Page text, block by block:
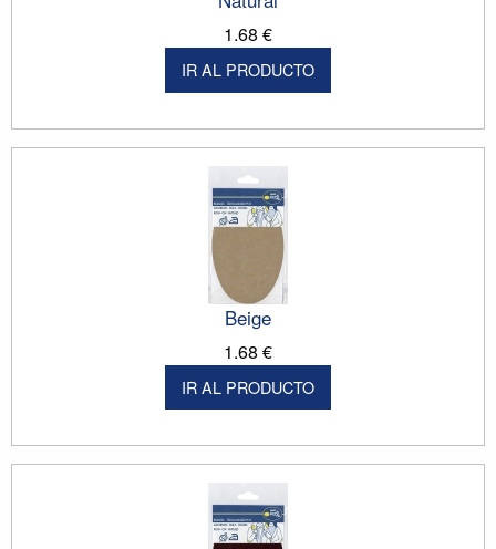
1.68 €
IR AL PRODUCTO
Beige
1.68 €
IR AL PRODUCTO